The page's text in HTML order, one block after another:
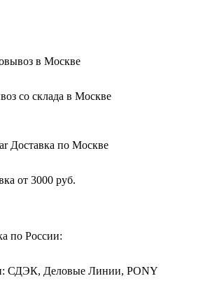
в Москве
со склада в Москве
Доставка по Москве
от 3000 руб.
по России:
СДЭК, Деловые Линии, PONY